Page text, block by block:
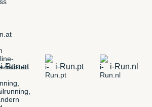
i-Run.at i-Run.pt i-Run.nl